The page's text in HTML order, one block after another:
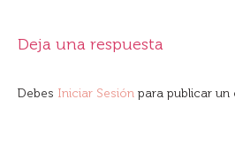
Deja una respuesta
Debes Iniciar Sesión para publicar un